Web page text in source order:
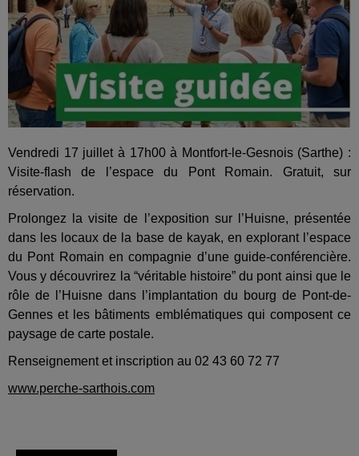
Vendredi 17 juillet à 17h00 à Montfort-le-Gesnois (Sarthe) :
Visite-flash de l’espace du Pont Romain. Gratuit, sur
réservation.
Prolongez la visite de l’exposition sur l’Huisne, présentée
dans les locaux de la base de kayak, en explorant l’espace
du Pont Romain en compagnie d’une guide-conférencière.
Vous y découvrirez la “véritable histoire” du pont ainsi que le
rôle de l’Huisne dans l’implantation du bourg de Pont-de-
Gennes et les bâtiments emblématiques qui composent ce
paysage de carte postale.
Renseignement et inscription au 02 43 60 72 77
www.perche-sarthois.com